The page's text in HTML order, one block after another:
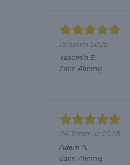
15 Kasım 2025
Yasemin B.
Satın Alınmış
24 Temmuz 2025
Adem A.
Satın Alınmış